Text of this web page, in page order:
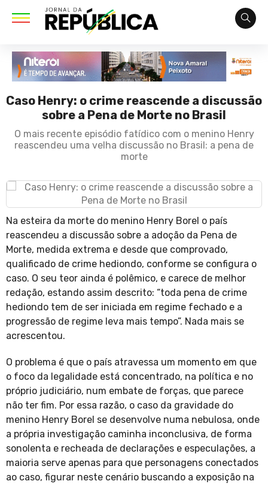
Caso Henry: o crime reascende a discussão
sobre a Pena de Morte no Brasil
O mais recente episódio fatídico com o menino Henry
reascendeu uma velha discussão no Brasil: a pena de
morte
Na esteira da morte do menino Henry Borel o país
reascendeu a discussão sobre a adoção da Pena de
Morte, medida extrema e desde que comprovado,
qualificado de crime hediondo, conforme se configura o
caso. O seu teor ainda é polêmico, e carece de melhor
redação, estando assim descrito: “toda pena de crime
hediondo tem de ser iniciada em regime fechado e a
progressão de regime leva mais tempo”. Nada mais se
acrescentou.
O problema é que o país atravessa um momento em que
o foco da legalidade está concentrado, na política e no
próprio judiciário, num embate de forças, que parece
não ter fim. Por essa razão, o caso da gravidade do
menino Henry Borel se desenvolve numa nebulosa, onde
a própria investigação caminha inconclusiva, de forma
sonolenta e recheada de declarações e especulações, a
maioria serve apenas para que personagens conectados
ao caso, figurar neste cenário buscando a exposição na